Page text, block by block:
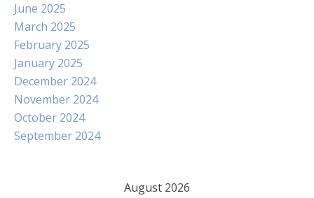
June 2025
March 2025
February 2025
January 2025
December 2024
November 2024
October 2024
September 2024
August 2026